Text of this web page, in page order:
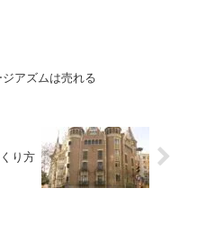
ジアズムは売れる
り方